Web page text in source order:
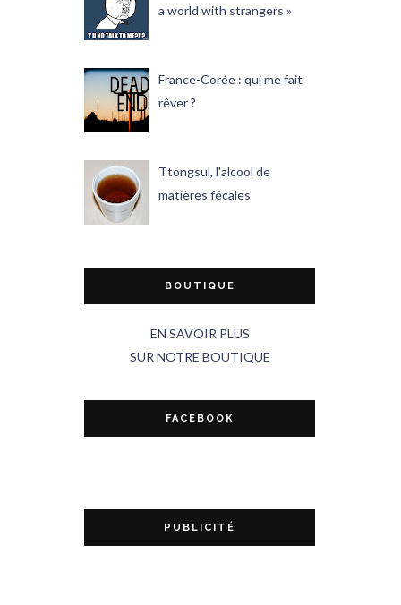
a world with strangers »
France-Corée : qui me fait
rêver ?
Ttongsul, l'alcool de
matières fécales
BOUTIQUE
EN SAVOIR PLUS
SUR NOTRE BOUTIQUE
FACEBOOK
PUBLICITÉ